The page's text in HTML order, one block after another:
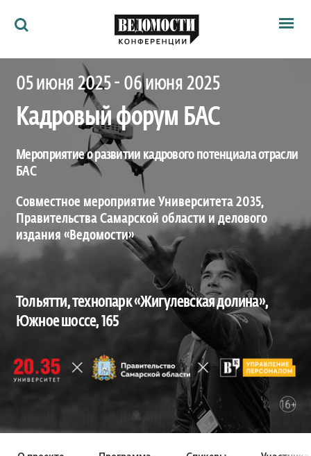
Партнёрам
О нас
Ведомости
Как потратить
05 июня 2025 - 06 июня 2025
Кадровый форум БАС
Мероприятие о развитии кадрового потенциала отрасли
БАС
Совместное мероприятие Университета 2035,
Правительства Самарской области и делового
издания «Ведомости»
Тольятти, технопарк «Жигулевская долина»,
Южное шоссе, 165